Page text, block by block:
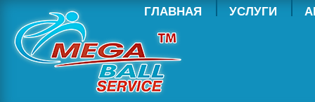
ГЛАВНАЯ УСЛУГИ